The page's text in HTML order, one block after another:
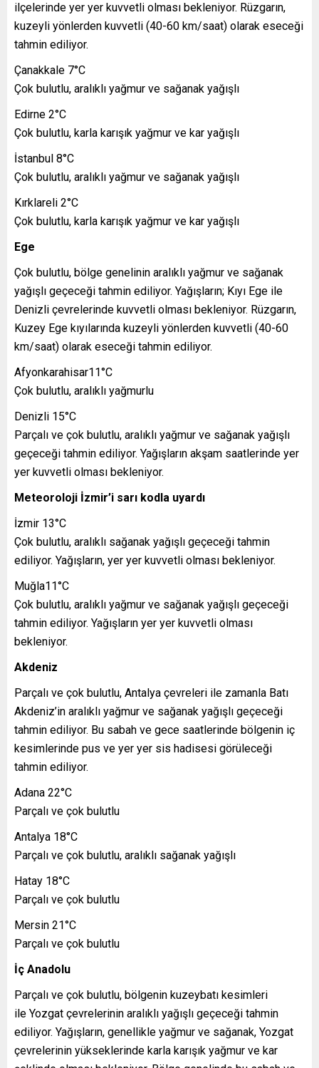
ilçelerinde yer yer kuvvetli olması bekleniyor. Rüzgarın,
kuzeyli yönlerden kuvvetli (40-60 km/saat) olarak eseceği
tahmin ediliyor.
Çanakkale 7°C
Çok bulutlu, aralıklı yağmur ve sağanak yağışlı
Edirne 2°C
Çok bulutlu, karla karışık yağmur ve kar yağışlı
İstanbul 8°C
Çok bulutlu, aralıklı yağmur ve sağanak yağışlı
Kırklareli 2°C
Çok bulutlu, karla karışık yağmur ve kar yağışlı
Ege
Çok bulutlu, bölge genelinin aralıklı yağmur ve sağanak
yağışlı geçeceği tahmin ediliyor. Yağışların; Kıyı Ege ile
Denizli çevrelerinde kuvvetli olması bekleniyor. Rüzgarın,
Kuzey Ege kıyılarında kuzeyli yönlerden kuvvetli (40-60
km/saat) olarak eseceği tahmin ediliyor.
Afyonkarahisar11°C
Çok bulutlu, aralıklı yağmurlu
Denizli 15°C
Parçalı ve çok bulutlu, aralıklı yağmur ve sağanak yağışlı
geçeceği tahmin ediliyor. Yağışların akşam saatlerinde yer
yer kuvvetli olması bekleniyor.
Meteoroloji İzmir’i sarı kodla uyardı
İzmir 13°C
Çok bulutlu, aralıklı sağanak yağışlı geçeceği tahmin
ediliyor. Yağışların, yer yer kuvvetli olması bekleniyor.
Muğla11°C
Çok bulutlu, aralıklı yağmur ve sağanak yağışlı geçeceği
tahmin ediliyor. Yağışların yer yer kuvvetli olması
bekleniyor.
Akdeniz
Parçalı ve çok bulutlu, Antalya çevreleri ile zamanla Batı
Akdeniz’in aralıklı yağmur ve sağanak yağışlı geçeceği
tahmin ediliyor. Bu sabah ve gece saatlerinde bölgenin iç
kesimlerinde pus ve yer yer sis hadisesi görüleceği
tahmin ediliyor.
Adana 22°C
Parçalı ve çok bulutlu
Antalya 18°C
Parçalı ve çok bulutlu, aralıklı sağanak yağışlı
Hatay 18°C
Parçalı ve çok bulutlu
Mersin 21°C
Parçalı ve çok bulutlu
İç Anadolu
Parçalı ve çok bulutlu, bölgenin kuzeybatı kesimleri
ile Yozgat çevrelerinin aralıklı yağışlı geçeceği tahmin
ediliyor. Yağışların, genellikle yağmur ve sağanak, Yozgat
çevrelerinin yükseklerinde karla karışık yağmur ve kar